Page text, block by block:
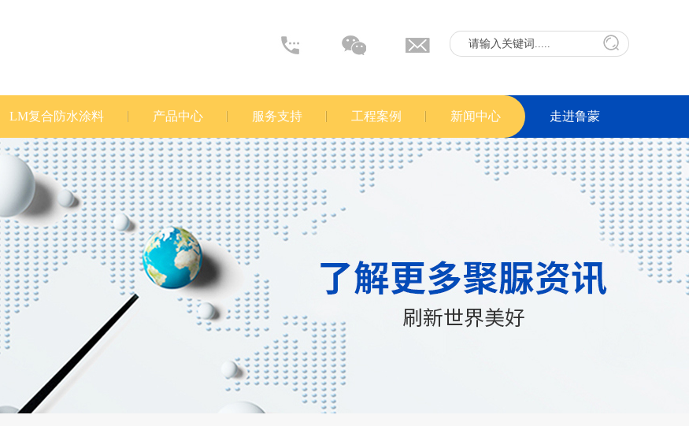
LM复合防水涂料 产品中心 服务支持 工程案例 新闻中心 走进鲁蒙